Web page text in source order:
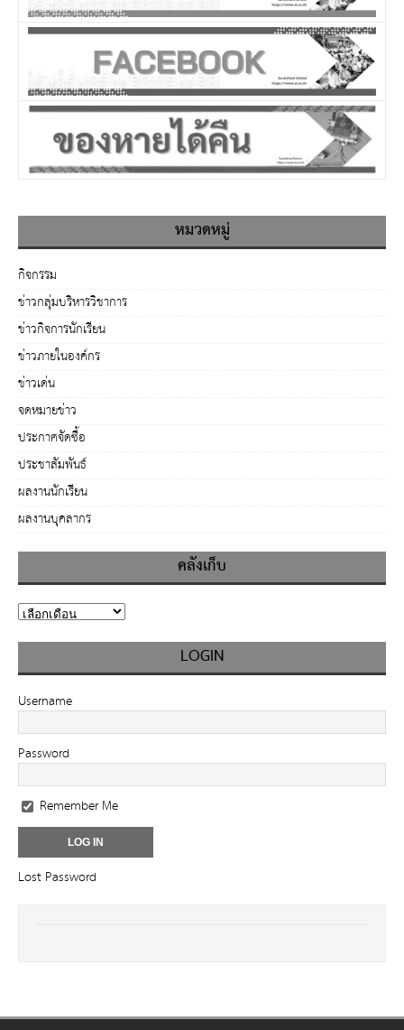
หมวดหมู่
กิจกรรม
ข่าวกลุ่มบริหารวิชาการ
ข่าวกิจการนักเรียน
ข่าวภายในองค์กร
ข่าวเด่น
จดหมายข่าว
ประกาศจัดซื้อ
ประชาสัมพันธ์
ผลงานนักเรียน
ผลงานบุคลากร
คลังเก็บ
LOGIN
Username
Password
Remember Me
Lost Password